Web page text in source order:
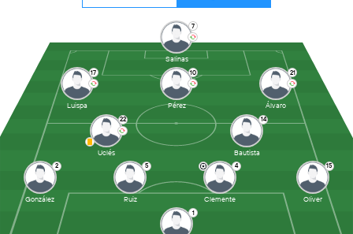
1
2
González
5
Ruiz
4
Clemente
15
Oliver
22
Uclés
14
Bautista
17
Luispa
10
Pérez
21
Álvaro
7
Salinas